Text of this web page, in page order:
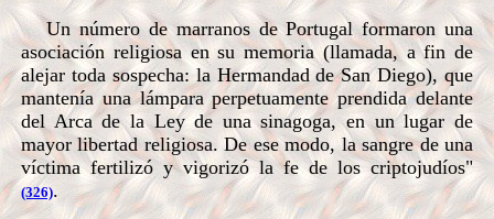
Un número de marranos de Portugal formaron una
asociación religiosa en su memoria (llamada, a fin de
alejar toda sospecha: la Hermandad de San Diego), que
mantenía una lámpara perpetuamente prendida delante
del Arca de la Ley de una sinagoga, en un lugar de
mayor libertad religiosa. De ese modo, la sangre de una
víctima fertilizó y vigorizó la fe de los criptojudíos"
(326).